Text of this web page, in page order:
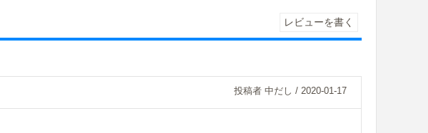
レビューを書く
投稿者 中だし / 2020-01-17